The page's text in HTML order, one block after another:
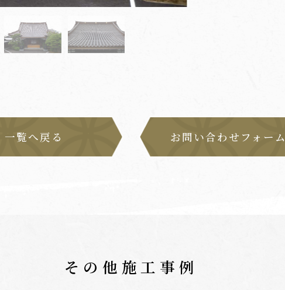
一覧へ戻る お問い合わせフォーム
その他施工事例